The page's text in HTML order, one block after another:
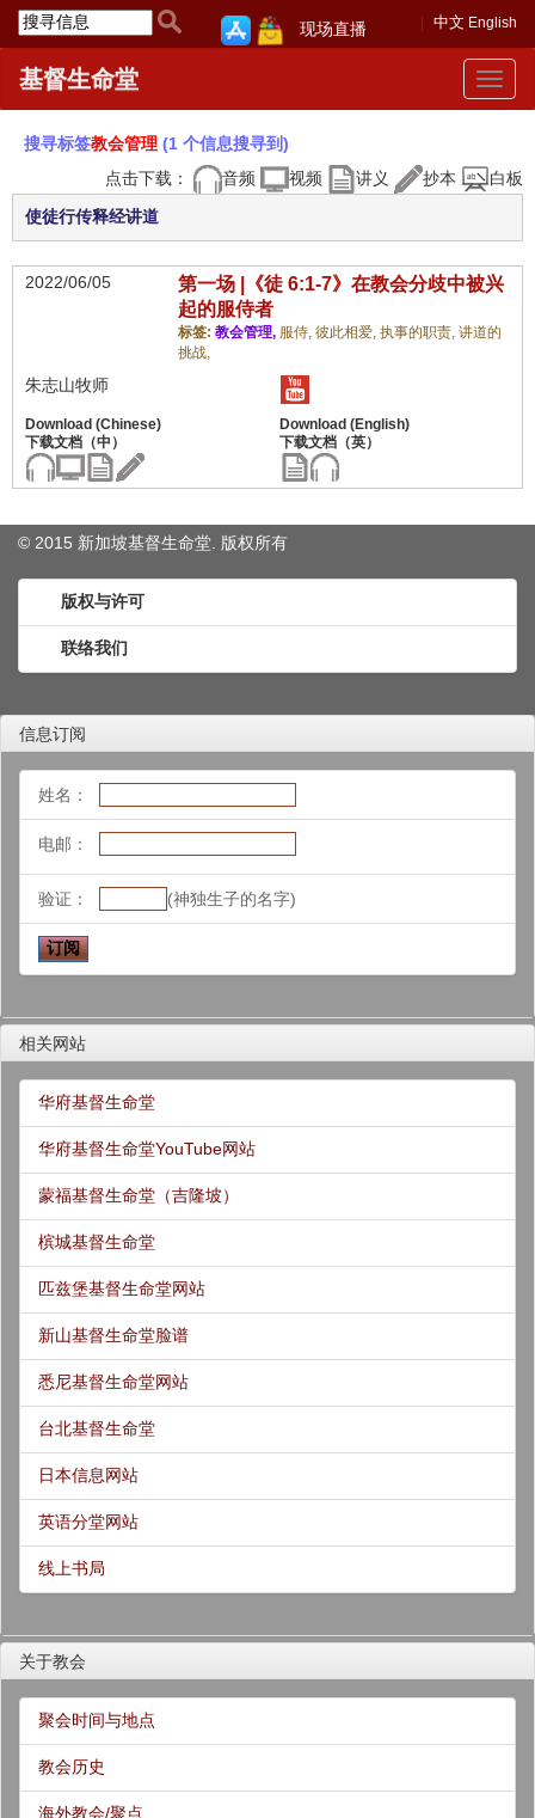
中文 English
现场直播
Toggle
基督生命堂
搜寻标签教会管理 (1 个信息搜寻到)
点击下载：
音频 视频 讲义 抄本 白板
使徒行传释经讲道
2022/06/05
第一场 |《徒 6:1-7》在教会分歧中被兴
起的服侍者
标签: 教会管理, 服侍, 彼此相爱, 执事的职责, 讲道的
挑战,
朱志山牧师
© 2015 新加坡基督生命堂. 版权所有
版权与许可
联络我们
信息订阅
姓名：
电邮：
验证： (神独生子的名字)
相关网站
华府基督生命堂
华府基督生命堂YouTube网站
蒙福基督生命堂（吉隆坡）
槟城基督生命堂
匹兹堡基督生命堂网站
新山基督生命堂脸谱
悉尼基督生命堂网站
台北基督生命堂
日本信息网站
英语分堂网站
线上书局
关于教会
聚会时间与地点
教会历史
海外教会/聚点